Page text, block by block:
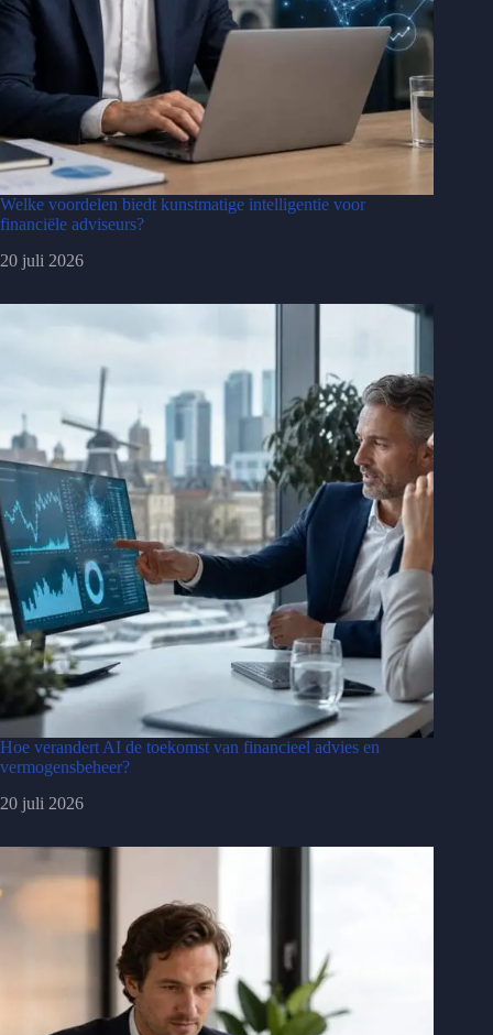
Welke voordelen biedt kunstmatige intelligentie voor
financiële adviseurs?
20 juli 2026
Hoe verandert AI de toekomst van financieel advies en
vermogensbeheer?
20 juli 2026